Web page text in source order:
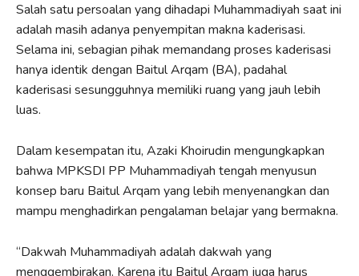
Salah satu persoalan yang dihadapi Muhammadiyah saat ini
adalah masih adanya penyempitan makna kaderisasi.
Selama ini, sebagian pihak memandang proses kaderisasi
hanya identik dengan Baitul Arqam (BA), padahal
kaderisasi sesungguhnya memiliki ruang yang jauh lebih
luas.
Dalam kesempatan itu, Azaki Khoirudin mengungkapkan
bahwa MPKSDI PP Muhammadiyah tengah menyusun
konsep baru Baitul Arqam yang lebih menyenangkan dan
mampu menghadirkan pengalaman belajar yang bermakna.
“Dakwah Muhammadiyah adalah dakwah yang
menggembirakan. Karena itu Baitul Arqam juga harus